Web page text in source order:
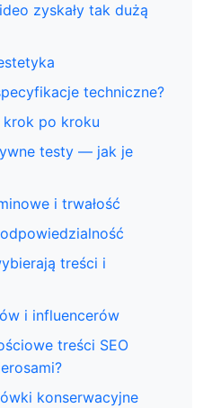
zyskały tak dużą
techniczne?
krok po kroku
testy — jak je
i trwałość
treści i
i influencerów
treści SEO
konserwacyjne